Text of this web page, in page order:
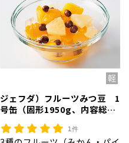
ジェフダ）フルーツみつ豆 1
号缶（固形1950g、内容総量
1件